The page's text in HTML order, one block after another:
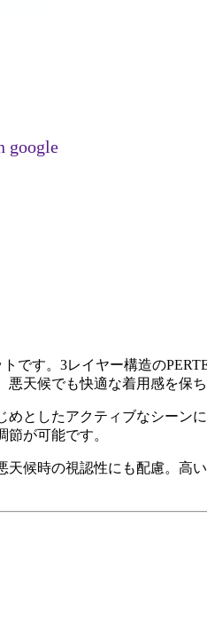
す。3レイヤー構造の
天候でも快適な着用感を保ち
としたアクティブなシーン
が可能です。
候時の視認性にも配慮。高